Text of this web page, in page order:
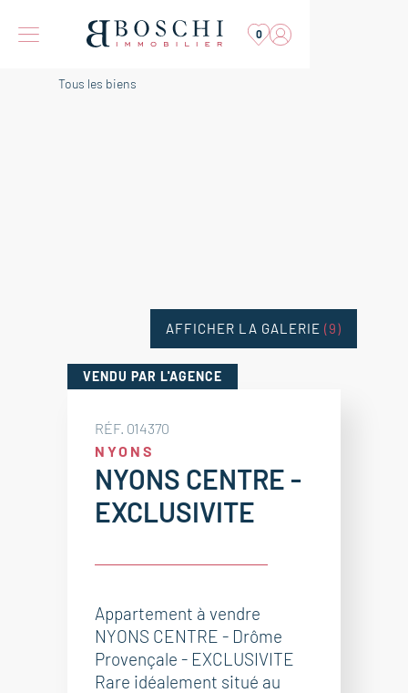
0
Tous les biens
VENDU PAR L'AGENCE
RÉF. 014370
NYONS
NYONS CENTRE -
EXCLUSIVITE
Appartement à vendre
NYONS CENTRE - Drôme
Provençale - EXCLUSIVITE
Rare idéalement situé au
AFFICHER LA GALERIE (9)